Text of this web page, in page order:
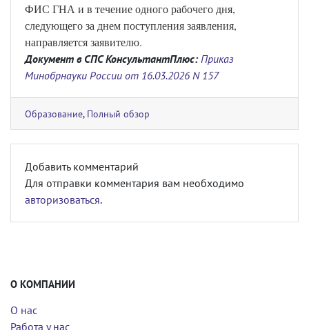
ФИС ГНА и в течение одного рабочего дня,
следующего за днем поступления заявления,
направляется заявителю.
Документ в СПС КонсультантПлюс: Приказ
Минобрнауки России от 16.03.2026 N 157
Образование, Полный обзор
Добавить комментарий
Для отправки комментария вам необходимо
авторизоваться.
О КОМПАНИИ
О нас
Работа у нас